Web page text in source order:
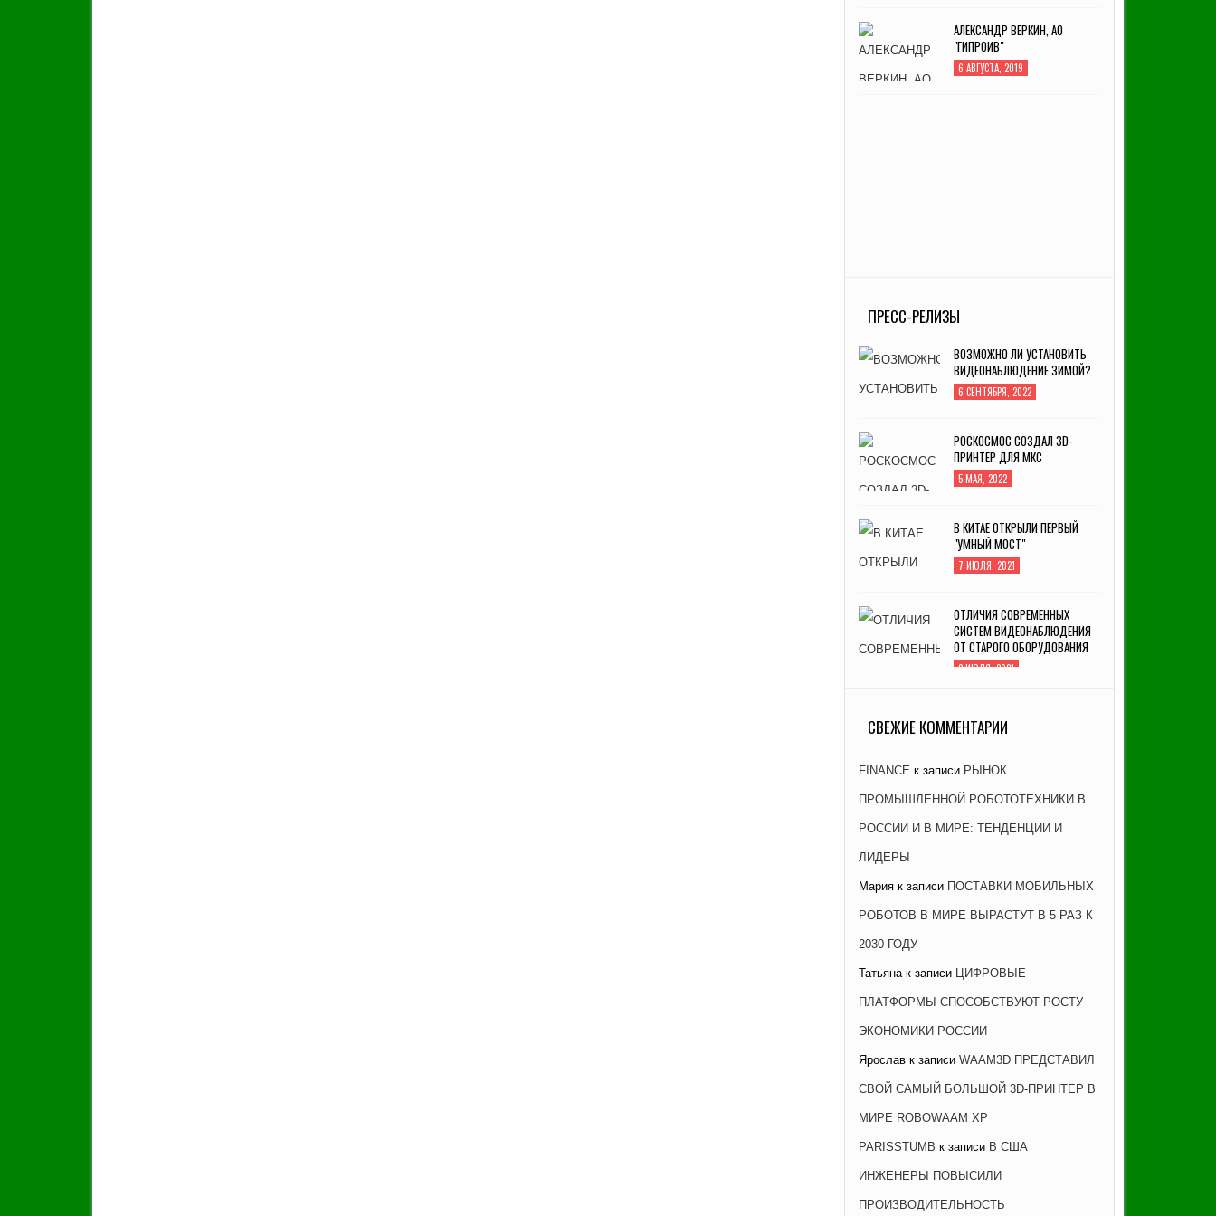
АЛЕКСАНДР ВЕРКИН, АО
"ГИПРОИВ"
6 АВГУСТА, 2019
ПРЕСС-РЕЛИЗЫ
ВОЗМОЖНО ЛИ УСТАНОВИТЬ
ВИДЕОНАБЛЮДЕНИЕ ЗИМОЙ?
6 СЕНТЯБРЯ, 2022
РОСКОСМОС СОЗДАЛ 3D-
ПРИНТЕР ДЛЯ МКС
5 МАЯ, 2022
В КИТАЕ ОТКРЫЛИ ПЕРВЫЙ
"УМНЫЙ МОСТ"
7 ИЮЛЯ, 2021
ОТЛИЧИЯ СОВРЕМЕННЫХ
СИСТЕМ ВИДЕОНАБЛЮДЕНИЯ
ОТ СТАРОГО ОБОРУДОВАНИЯ
2 ИЮЛЯ, 2021
ПРОИЗВОДСТВО РЕАКТОРНОЙ
УСТАНОВКИ ДЛЯ ЭНЕРГОБЛОКА
26 ЯНВАРЯ, 2021
СВЕЖИЕ КОММЕНТАРИИ
FINANCE к записи РЫНОК
ПРОМЫШЛЕННОЙ РОБОТОТЕХНИКИ В
РОССИИ И В МИРЕ: ТЕНДЕНЦИИ И
ЛИДЕРЫ
Мария к записи ПОСТАВКИ МОБИЛЬНЫХ
РОБОТОВ В МИРЕ ВЫРАСТУТ В 5 РАЗ К
2030 ГОДУ
Татьянак записи ЦИФРОВЫЕ
ПЛАТФОРМЫ СПОСОБСТВУЮТ РОСТУ
ЭКОНОМИКИ РОССИИ
Ярослав к записиWAAM3D ПРЕДСТАВИЛ
СВОЙ САМЫЙ БОЛЬШОЙ 3D-ПРИНТЕР В
МИРЕ ROBOWAAM XP
PARISSTUMB к записи В США
ИНЖЕНЕРЫ ПОВЫСИЛИ
ПРОИЗВОДИТЕЛЬНОСТЬ